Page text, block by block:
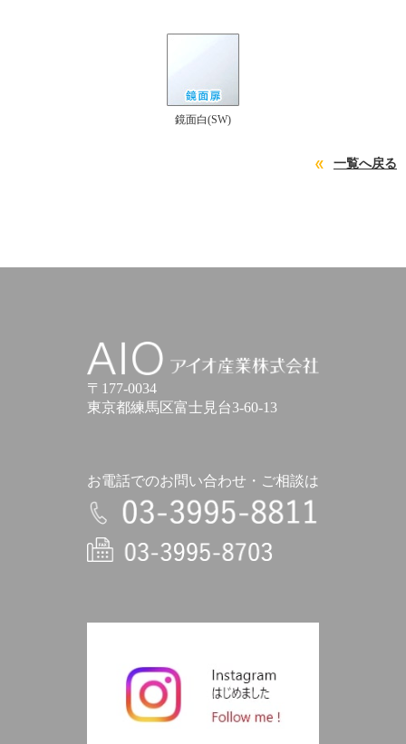
鏡面白(SW)
一覧へ戻る
アイオ産業株式会社
〒177-0034
東京都練馬区富士見台3-60-13
お電話でのお問い合わせ・ご相談は
電話